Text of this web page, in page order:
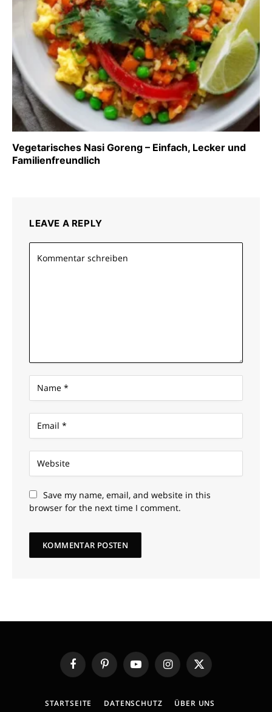
Vegetarisches Nasi Goreng – Einfach, Lecker und
Familienfreundlich
LEAVE A REPLY
Save my name, email, and website in this
browser for the next time I comment.
FacebookPinterestYouTubeInstagram
X
(Twitter)
STARTSEITE DATENSCHUTZ ÜBER UNS